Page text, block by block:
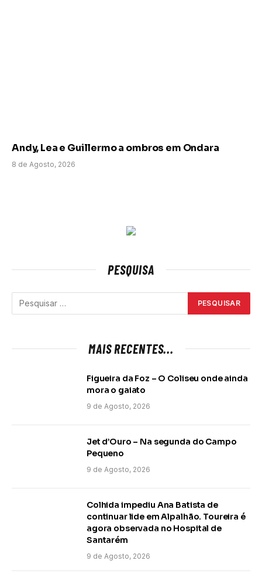
Andy, Lea e Guillermo a ombros em Ondara
8 de Agosto, 2026
PESQUISA
MAIS RECENTES...
Figueira da Foz – O Coliseu onde ainda
mora o gaiato
9 de Agosto, 2026
Jet d’Ouro – Na segunda do Campo
Pequeno
9 de Agosto, 2026
Colhida impediu Ana Batista de
continuar lide em Alpalhão. Toureira é
agora observada no Hospital de
Santarém
9 de Agosto, 2026